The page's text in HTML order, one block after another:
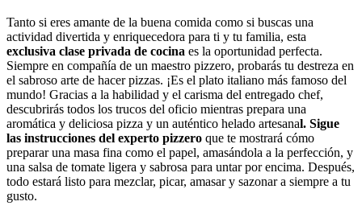
Tanto si eres amante de la buena comida como si buscas una
actividad divertida y enriquecedora para ti y tu familia, esta
exclusiva clase privada de cocina es la oportunidad perfecta.
Siempre en compañía de un maestro pizzero, probarás tu destreza en
el sabroso arte de hacer pizzas. ¡Es el plato italiano más famoso del
mundo! Gracias a la habilidad y el carisma del entregado chef,
descubrirás todos los trucos del oficio mientras prepara una
aromática y deliciosa pizza y un auténtico helado artesanal. Sigue
las instrucciones del experto pizzero que te mostrará cómo
preparar una masa fina como el papel, amasándola a la perfección, y
una salsa de tomate ligera y sabrosa para untar por encima. Después,
todo estará listo para mezclar, picar, amasar y sazonar a siempre a tu
gusto.